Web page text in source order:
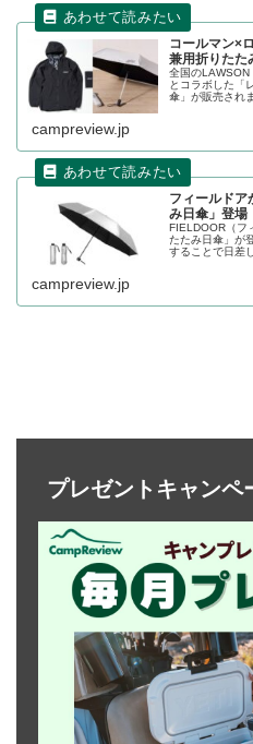
コールマン×
兼用折りたた
全国のLAWSON
とコラボした「
傘」が販売され
にも販売された
campreview.jp
フィールドア
み日傘」登場
FIELDOOR（フ
たたみ日傘」が
することで日差
campreview.jp
プレゼントキャンペ